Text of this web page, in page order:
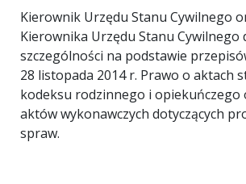
Kierownik Urzędu Stanu Cywilnego
Kierownika Urzędu Stanu Cywilnego
szczególności na podstawie
28 listopada 2014 r. Prawo o aktach
kodeksu rodzinnego i opiekuńczego
aktów wykonawczych dotyczących
spraw.